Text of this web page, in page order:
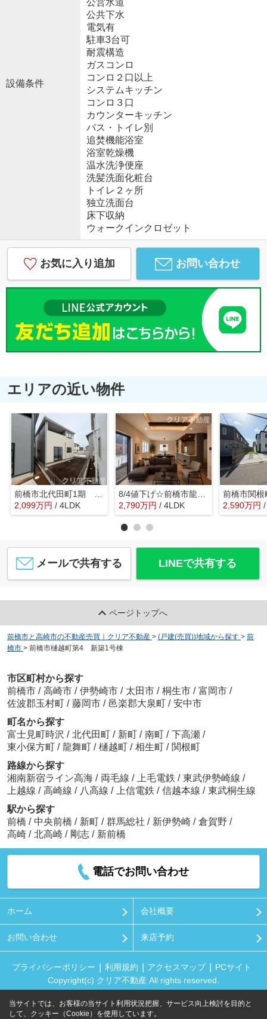
設備条件
公営水道
公共下水
電気有
駐車3台可
耐震構造
ガスコンロ
コンロ２口以上
システムキッチン
コンロ３口
カウンターキッチン
バス・トイレ別
追焚機能浴室
浴室乾燥機
温水洗浄便座
洗髪洗面化粧台
トイレ２ヶ所
独立洗面台
床下収納
ウォークインクロゼット
お気に入り追加 お問い合わせ
エリアの近い物件
前橋市北代田町1期 2号棟食洗器付き！
2,099万円 / 4LDK
8/4値下げ☆前橋市龍蔵寺新築 全室南向き・オール電化
2,790万円 / 4LDK
前橋市関
2,590万円
メールで共有する LINEで共有する
ページトップへ
前橋市と高崎市の不動産売買｜クリア不動産 > (戸建(売買))地域から探す > 前
橋市 > 前橋市樋越町第4 新築1号棟
市区町村から探す
前橋市 / 高崎市 / 伊勢崎市 / 太田市 / 桐生市 / 富岡市 /
佐波郡玉村町 / 藤岡市 / 邑楽郡大泉町 / 安中市
町名から探す
富士見町時沢 / 北代田町 / 新町 / 南町 / 下高瀬 /
東小保方町 / 龍舞町 / 樋越町 / 相生町 / 関根町
路線から探す
湘南新宿ライン高海 / 両毛線 / 上毛電鉄 / 東武伊勢崎線 /
上越線 / 高崎線 / 八高線 / 上信電鉄 / 信越本線 / 東武桐生線
駅から探す
前橋 / 中央前橋 / 新町 / 群馬総社 / 新伊勢崎 / 倉賀野 /
高崎 / 北高崎 / 剛志 / 新前橋
電話でお問い合わせ
ホーム 会社概要
お問い合わせ 来店予約
プライバシーポリシー 利用規約 アクセスマップ
PCサイト
Copyright(c) クリア不動産 All rights reserved.
当サイトでは、お客様の当サイト利用状況把握、サービス向上検討を目的と
して、クッキー（Cookie）を使用しています。